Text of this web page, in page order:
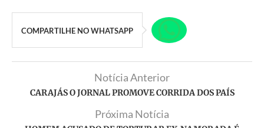
COMPARTILHE NO WHATSAPP
Notícia Anterior
CARAJÁS O JORNAL PROMOVE CORRIDA DOS PAÍS
Próxima Notícia